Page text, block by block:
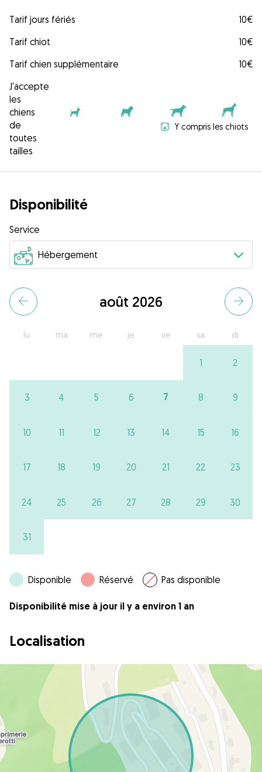
Tarif jours fériés
10€
Tarif chiot
10€
Tarif chien supplémentaire
10€
J'accepte
les
chiens
de
toutes
tailles
Y compris les chiots
Disponibilité
Service
août 2026
lu ma me je ve sa di
1 2
3 4 5 6 7 8 9
10 11 12 13 14 15 16
17 18 19 20 21 22 23
24 25 26 27 28 29 30
31
Disponible Réservé Pas disponible
Disponibilité mise à jour il y a environ 1 an
Localisation